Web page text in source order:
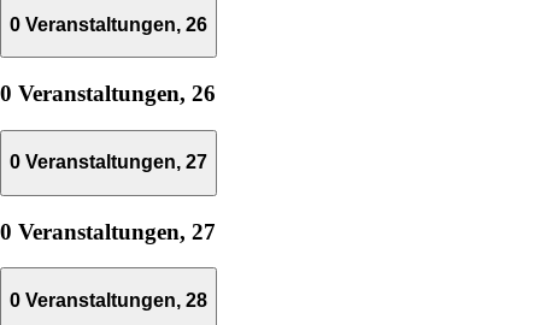
0 Veranstaltungen, 26
0 Veranstaltungen, 26
0 Veranstaltungen, 27
0 Veranstaltungen, 27
0 Veranstaltungen, 28